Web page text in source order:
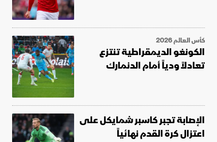
كأس العالم 2026
الكونغو الديمقراطية تنتزع
تعادلاً ودياً أمام الدنمارك
الإصابة تجبر كاسبر شمايكل على
اعتزال كرة القدم نهائياً